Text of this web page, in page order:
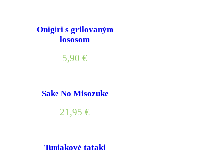
Onigiri s grilovaným
lososom
5,90 €
Sake No Misozuke
21,95 €
Tuniakové tataki